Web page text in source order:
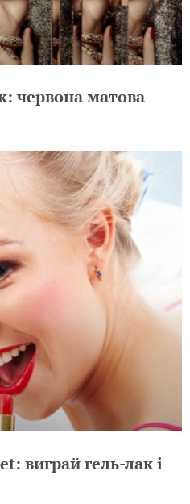
червона матова
виграй гель-лак і